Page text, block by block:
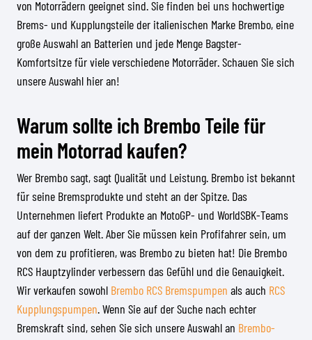
von Motorrädern geeignet sind. Sie finden bei uns hochwertige
Brems- und Kupplungsteile der italienischen Marke Brembo, eine
große Auswahl an Batterien und jede Menge Bagster-
Komfortsitze für viele verschiedene Motorräder. Schauen Sie sich
unsere Auswahl hier an!
Warum sollte ich Brembo Teile für
mein Motorrad kaufen?
Wer Brembo sagt, sagt Qualität und Leistung. Brembo ist bekannt
für seine Bremsprodukte und steht an der Spitze. Das
Unternehmen liefert Produkte an MotoGP- und WorldSBK-Teams
auf der ganzen Welt. Aber Sie müssen kein Profifahrer sein, um
von dem zu profitieren, was Brembo zu bieten hat! Die Brembo
RCS Hauptzylinder verbessern das Gefühl und die Genauigkeit.
Wir verkaufen sowohl Brembo RCS Bremspumpen als auch RCS
Kupplungspumpen. Wenn Sie auf der Suche nach echter
Bremskraft sind, sehen Sie sich unsere Auswahl an Brembo-